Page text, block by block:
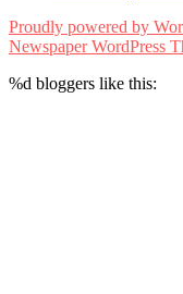
Proudly powered by
Newspaper WordPress
%d bloggers like this: